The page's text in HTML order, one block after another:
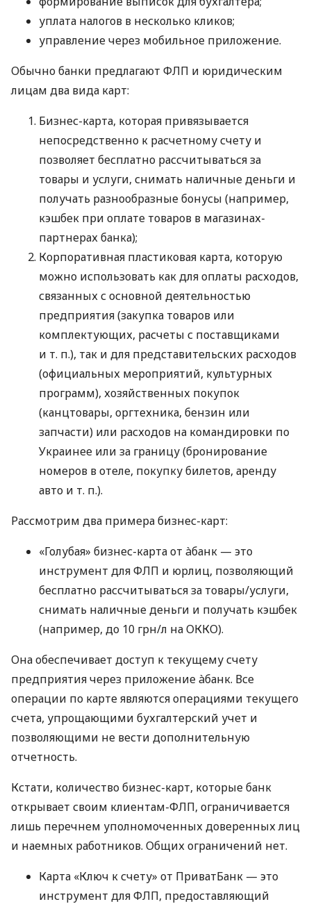
уплата налогов в несколько кликов;
управление через мобильное приложение.
Обычно банки предлагают ФЛП и юридическим
лицам два вида карт:
Бизнес-карта, которая привязывается
непосредственно к расчетному счету и
позволяет бесплатно рассчитываться за
товары и услуги, снимать наличные деньги и
получать разнообразные бонусы (например,
кэшбек при оплате товаров в магазинах-
партнерах банка);
Корпоративная пластиковая карта, которую
можно использовать как для оплаты расходов,
связанных с основной деятельностью
предприятия (закупка товаров или
комплектующих, расчеты с поставщиками
и т. п.), так и для представительских расходов
(официальных мероприятий, культурных
программ), хозяйственных покупок
(канцтовары, оргтехника, бензин или
запчасти) или расходов на командировки по
Украинее или за границу (бронирование
номеров в отеле, покупку билетов, аренду
авто и т. п.).
Рассмотрим два примера бизнес-карт:
«Голубая» бизнес-карта от àбанк — это
инструмент для ФЛП и юрлиц, позволяющий
бесплатно рассчитываться за товары/услуги,
снимать наличные деньги и получать кэшбек
(например, до 10 грн/л на ОККО).
Она обеспечивает доступ к текущему счету
предприятия через приложение àбанк. Все
операции по карте являются операциями текущего
счета, упрощающими бухгалтерский учет и
позволяющими не вести дополнительную
отчетность.
Кстати, количество бизнес-карт, которые банк
открывает своим клиентам-ФЛП, ограничивается
лишь перечнем уполномоченных доверенных лиц
и наемных работников. Общих ограничений нет.
Карта «Ключ к счету» от ПриватБанк — это
инструмент для ФЛП, предоставляющий